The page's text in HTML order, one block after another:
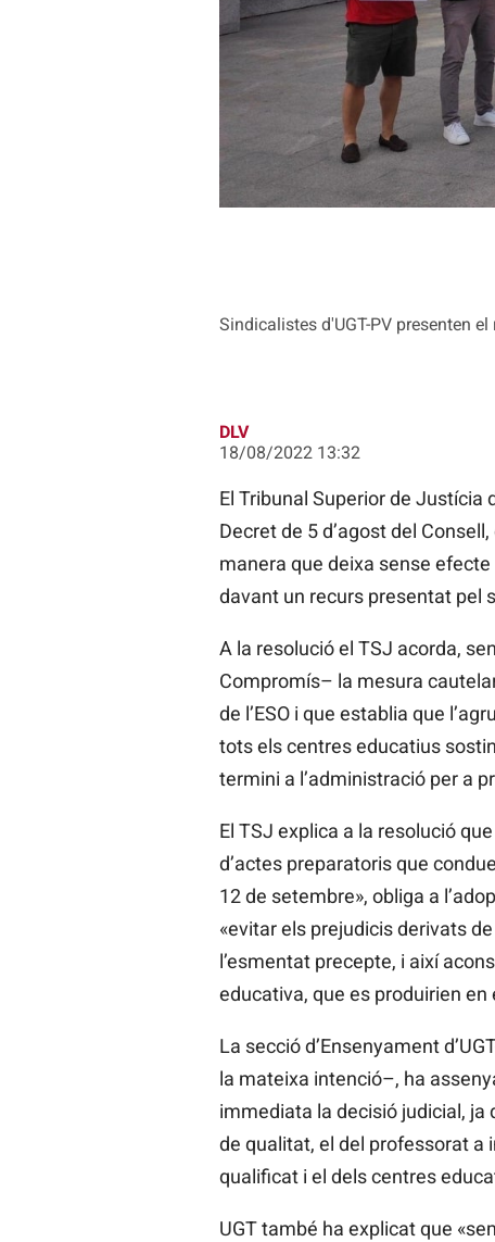
Sindicalistes d'UGT-PV presenten
DLV
18/08/2022 13:32
El Tribunal Superior de Justícia
Decret de 5 d’agost del
manera que deixa sense efecte
davant un recurs presentat pel
A la resolució el TSJ acorda,
Compromís– la mesura
de l’ESO i que establia que
tots els centres educatius
termini a l’administració per a
El TSJ explica a la resolució
d’actes preparatoris que
12 de setembre», obliga a
«evitar els prejudicis derivats
l’esmentat precepte, i així
educativa, que es produirien
La secció d’Ensenyament
la mateixa intenció–, ha
immediata la decisió judicial, ja
de qualitat, el del professorat a
qualificat i el dels centres
UGT també ha explicat que